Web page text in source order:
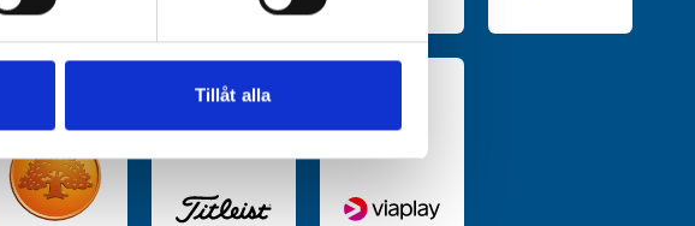
och annan information från din enhet
Dessa kan i sin tur kombinera informationen
Tillåt alla